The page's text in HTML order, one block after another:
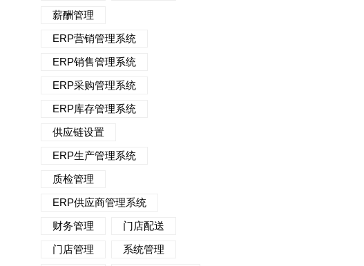
薪酬管理
ERP营销管理系统
ERP销售管理系统
ERP采购管理系统
ERP库存管理系统
供应链设置
ERP生产管理系统
质检管理
ERP供应商管理系统
财务管理
门店配送
门店管理
系统管理